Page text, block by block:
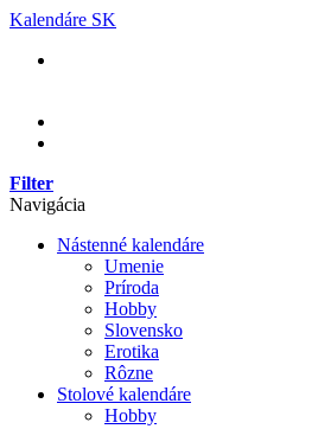
Skip
content
Kalendáre SK
Filter
Navigácia
Nástenné kalendáre
Umenie
Príroda
Hobby
Slovensko
Erotika
Rôzne
Stolové kalendáre
Hobby